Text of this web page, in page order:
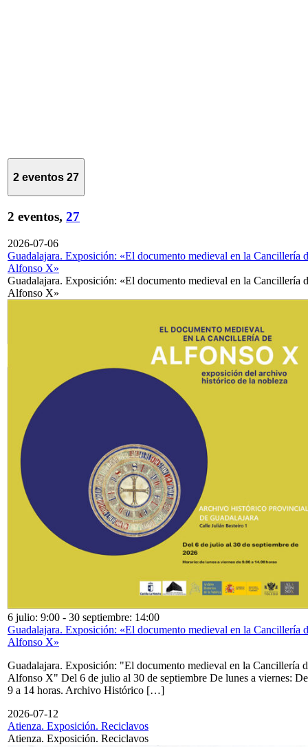
2 eventos 27
2 eventos, 27
2026-07-06
Guadalajara. Exposición: «El documento medieval en la Cancillería
Alfonso X»
Guadalajara. Exposición: «El documento medieval en la Cancillería
Alfonso X»
6 julio: 9:00 - 30 septiembre: 14:00
Guadalajara. Exposición: «El documento medieval en la Cancillería
Alfonso X»
Guadalajara. Exposición: "El documento medieval en la Cancillería
Alfonso X" Del 6 de julio al 30 de septiembre De lunes a viernes: De
9 a 14 horas. Archivo Histórico […]
2026-07-12
Atienza. Exposición. Reciclavos
Atienza. Exposición. Reciclavos